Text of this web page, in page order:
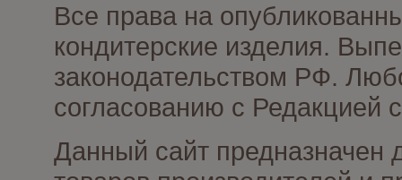
Все права на
кондитерские изделия.
законодательством РФ.
согласованию с Редакцией
Данный сайт предназначен